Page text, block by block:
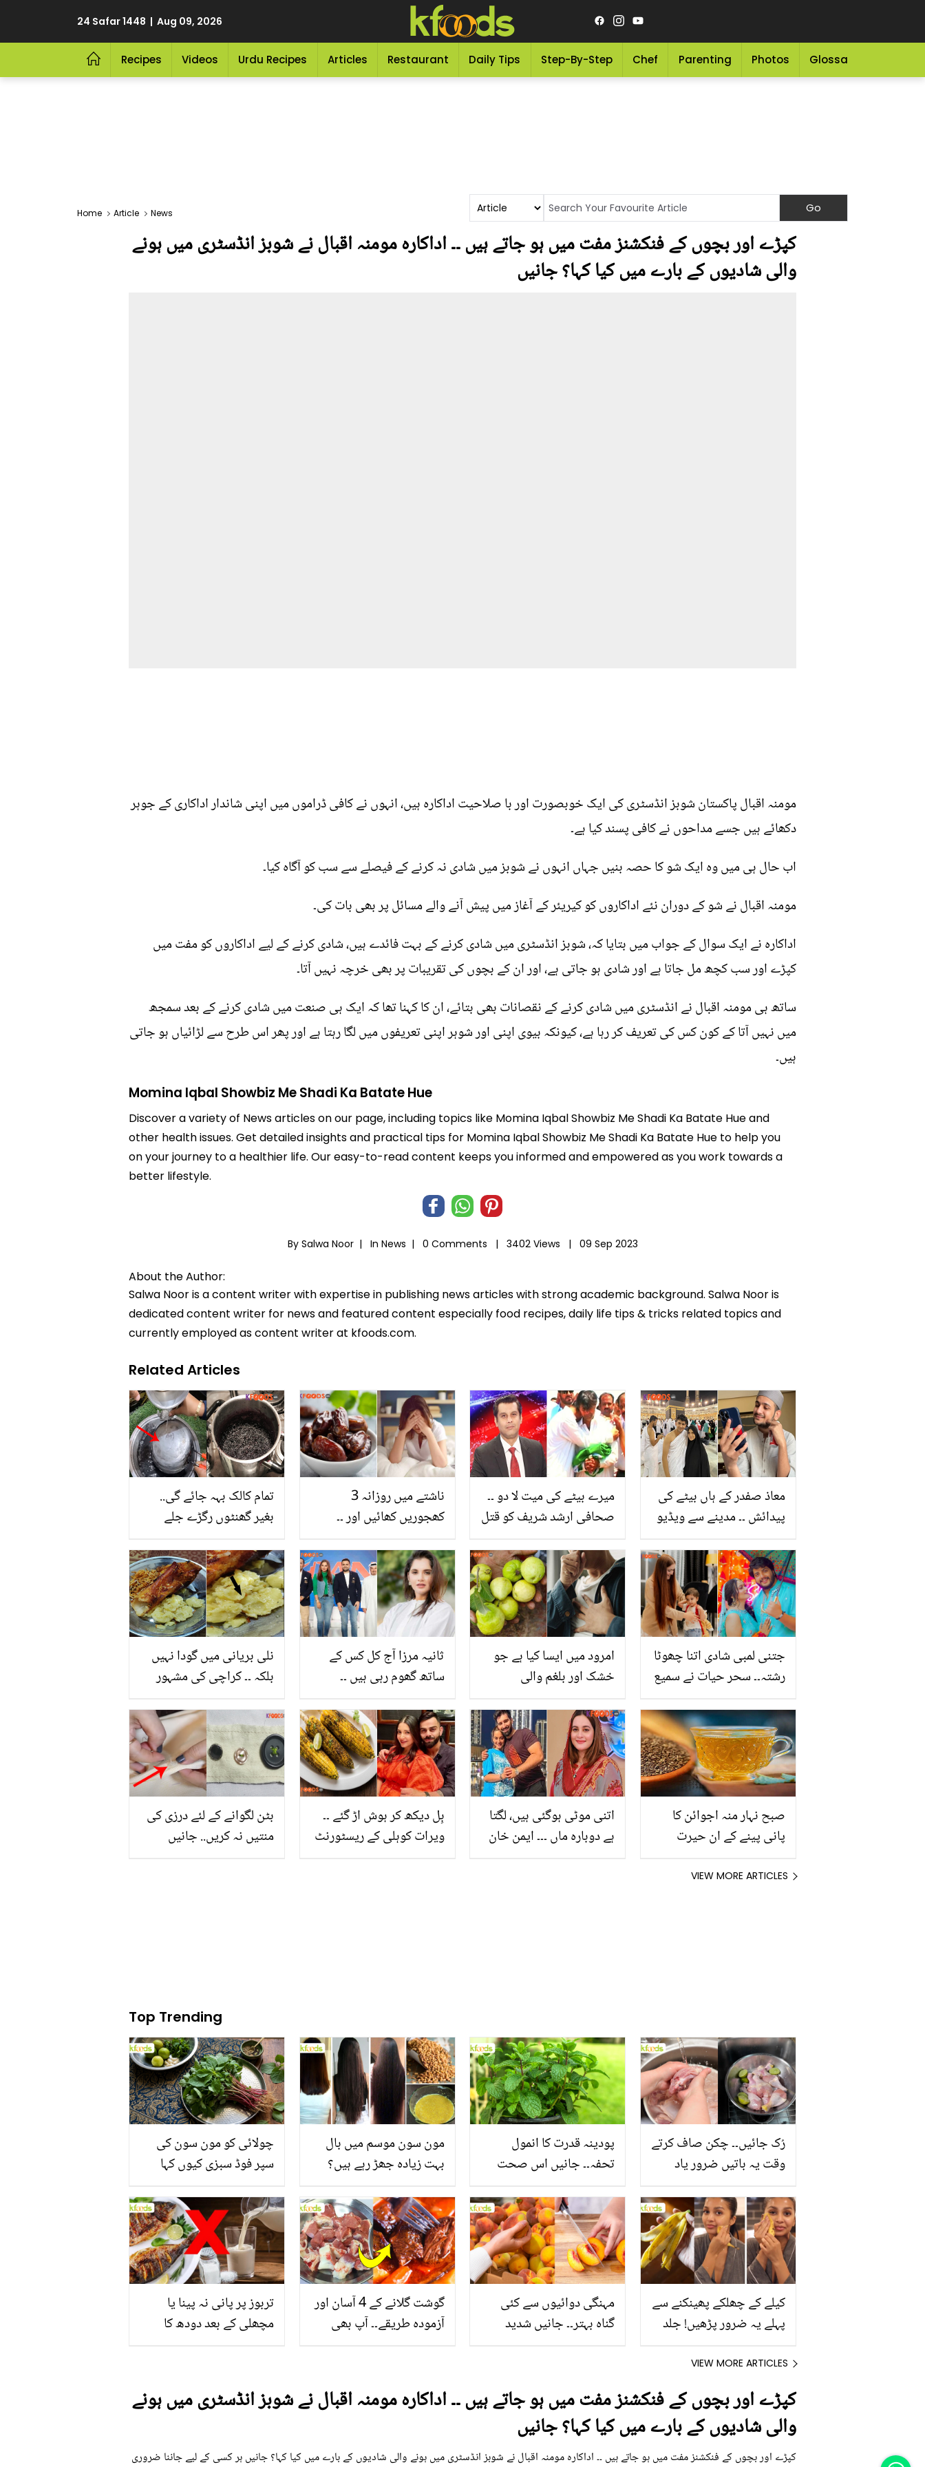
24 Safar 1448 | Aug 09, 2026
Recipes Videos Urdu Recipes Articles Restaurant Daily Tips Step-By-Step Chef Parenting Photos Glossary
Home Article News
کپڑے اور بچوں کے فنکشنز مفت میں ہو جاتے ہیں ۔۔ اداکارہ مومنہ اقبال نے شوبز انڈسٹری میں ہونے
والی شادیوں کے بارے میں کیا کہا؟ جانیں
مومنہ اقبال پاکستان شوبز انڈسٹری کی ایک خوبصورت اور با صلاحیت اداکارہ ہیں، انہوں نے کافی ڈراموں میں اپنی شاندار اداکاری کے جوہر
دکھائے ہیں جسے مداحوں نے کافی پسند کیا ہے۔
اب حال ہی میں وہ ایک شو کا حصہ بنیں جہاں انہوں نے شوبز میں شادی نہ کرنے کے فیصلے سے سب کو آگاہ کیا۔
مومنہ اقبال نے شو کے دوران نئے اداکاروں کو کیریئر کے آغاز میں پیش آنے والے مسائل پر بھی بات کی۔
اداکارہ نے ایک سوال کے جواب میں بتایا کہ، شوبز انڈسٹری میں شادی کرنے کے بہت فائدے ہیں، شادی کرنے کے لیے اداکاروں کو مفت میں
کپڑے اور سب کچھ مل جاتا ہے اور شادی ہو جاتی ہے، اور ان کے بچوں کی تقریبات پر بھی خرچہ نہیں آتا۔
ساتھ ہی مومنہ اقبال نے انڈسٹری میں شادی کرنے کے نقصانات بھی بتائے، ان کا کہنا تھا کہ ایک ہی صنعت میں شادی کرنے کے بعد سمجھ
میں نہیں آتا کے کون کس کی تعریف کر رہا ہے، کیونکہ بیوی اپنی اور شوہر اپنی تعریفوں میں لگا رہتا ہے اور پھر اس طرح سے لڑائیاں ہو جاتی
ہیں۔
Momina Iqbal Showbiz Me Shadi Ka Batate Hue
Discover a variety of News articles on our page, including topics like Momina Iqbal Showbiz Me Shadi Ka Batate Hue and
other health issues. Get detailed insights and practical tips for Momina Iqbal Showbiz Me Shadi Ka Batate Hue to help you
on your journey to a healthier life. Our easy-to-read content keeps you informed and empowered as you work towards a
better lifestyle.
By Salwa Noor | In News | 0 Comments | 3402 Views | 09 Sep 2023
About the Author:
Salwa Noor is a content writer with expertise in publishing news articles with strong academic background. Salwa Noor is
dedicated content writer for news and featured content especially food recipes, daily life tips & tricks related topics and
currently employed as content writer at kfoods.com.
Related Articles
تمام کالک بہہ جائے گی..
بغیر گھنٹوں رگڑے جلے
کرنے کا طریقہ
ناشتے میں روزانہ 3
کھجوریں کھائیں اور ۔۔
ایسا راز، جو ساری عمر آپ
کو تھکنے نہیں دے گا
میرے بیٹے کی میت لا دو ۔۔
صحافی ارشد شریف کو قتل
درخواست کردی؟
معاذ صفدر کے ہاں بیٹے کی
پیدائش ۔۔ مدینے سے ویڈیو
پڑے
نلی بریانی میں گودا نہیں
بلکہ ۔۔ کراچی کی مشہور
فراڈ کیا جا رہا ہے؟ اگر آپ
بھی کھانے جا رہے ہیں تو
حقیقت جان لیں
ثانیہ مرزا آج کل کس کے
ساتھ گھوم رہی ہیں ۔۔
دونوں کا رشتہ توجہ کا
مرکز کیوں بنا ہوا؟
امرود میں ایسا کیا ہے جو
خشک اور بلغم والی
جانیں فائدے اور استعمال کا
طریقہ
جتنی لمبی شادی اتنا چھوٹا
رشتہ۔۔ سحر حیات نے سمیع
کرتے ہوئے کیا کچھ بتایا؟
بٹن لگوانے کے لئے درزی کی
منتیں نہ کریں.. جانیں
بِل دیکھ کر ہوش اڑ گئے ۔۔
ویرات کوہلی کے ریسٹورنٹ
اتنی موٹی ہوگئی ہیں، لگتا
ہے دوبارہ ماں ۔۔۔ ایمن خان
صبح نہار منہ اجوائن کا
پانی پینے کے ان حیرت
VIEW MORE ARTICLES
Top Trending
چولائی کو مون سون کی
سپر فوڈ سبزی کیوں کہا
منرلز اور اینٹی آکسیڈنٹس
سے بھرپور اس سبزی کے
فائدے
مون سون موسم میں بال
بہت زیادہ جھڑ رہے ہیں؟
بنانے کے چند قدرتی طریقے
پودینہ قدرت کا انمول
تحفہ۔۔ جانیں اس صحت
انگیز طبی فوائد
رُک جائیں۔۔ چکن صاف کرتے
وقت یہ باتیں ضرور یاد
تربوز پر پانی نہ پینا یا
مچھلی کے بعد دودھ کا
حقیقت کیا ہے اور افواہ کیا؟
گوشت گلانے کے 4 آسان اور
آزمودہ طریقے۔۔ آپ بھی
مہنگی دوائیوں سے کئی
گناہ بہتر۔۔ جانیں شدید
کیلے کے چھلکے پھینکنے سے
پہلے یہ ضرور پڑھیں! جلد
اور قدرتی حل
VIEW MORE ARTICLES
کپڑے اور بچوں کے فنکشنز مفت میں ہو جاتے ہیں ۔۔ اداکارہ مومنہ اقبال نے شوبز انڈسٹری میں ہونے
والی شادیوں کے بارے میں کیا کہا؟ جانیں
کپڑے اور بچوں کے فنکشنز مفت میں ہو جاتے ہیں ۔۔ اداکارہ مومنہ اقبال نے شوبز انڈسٹری میں ہونے والی شادیوں کے بارے میں کیا کہا؟ جانیں ہر کسی کے لیے جاننا ضروری